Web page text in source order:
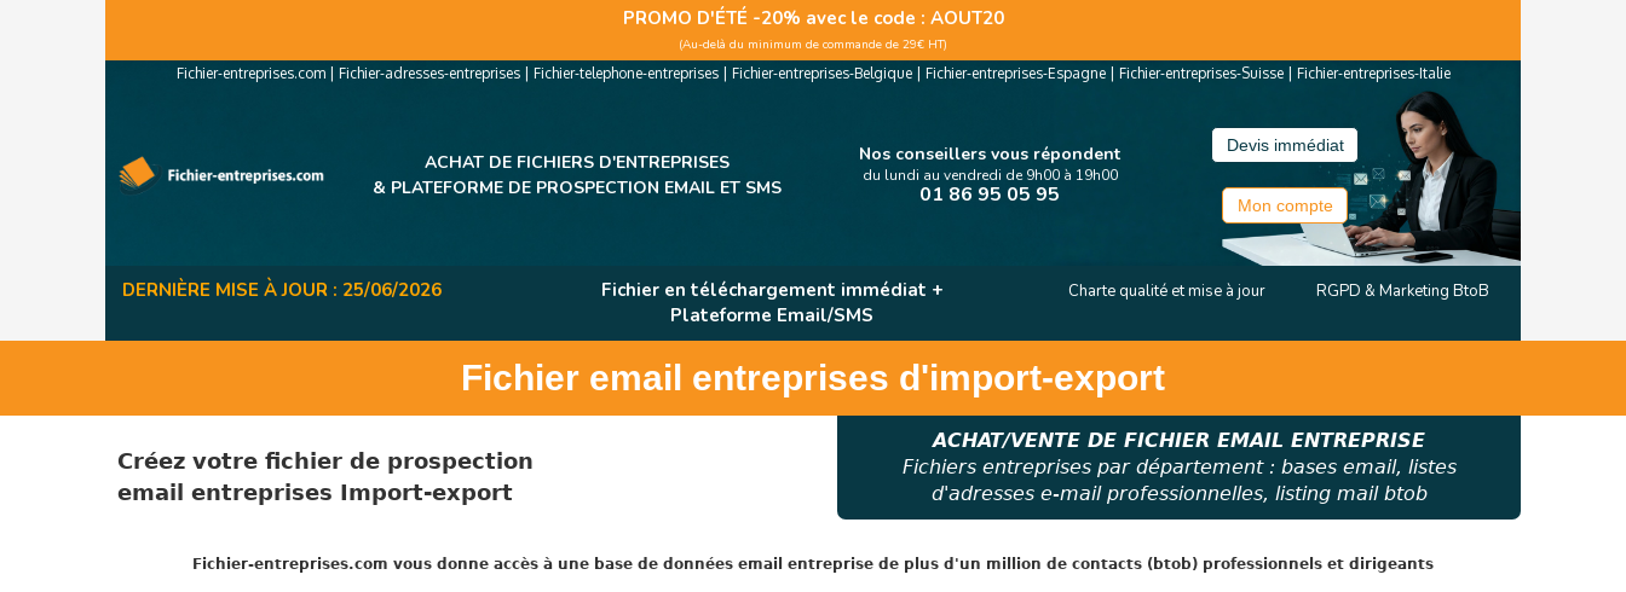
PROMO D'ÉTÉ -20% avec le code : AOUT20
(Au-delà du minimum de commande de 29€ HT)
Fichier-entreprises.com| Fichier-adresses-entreprises| Fichier-telephone-entreprises| Fichier-entreprises-Belgique| Fichier-entreprises-Espagne| Fichier-entreprises-Suisse| Fichier-entreprises-Italie
ACHAT DE FICHIERS D'ENTREPRISES
& PLATEFORME DE PROSPECTION EMAIL ET SMS
Nos conseillers vous répondent
du lundi au vendredi de 9h00 à 19h00
01 86 95 05 95
Devis immédiat
Mon compte
DERNIÈRE MISE À JOUR : 25/06/2026
Fichier en téléchargement immédiat +
Plateforme Email/SMS
Charte qualité et mise à jour RGPD & Marketing BtoB
Fichier email entreprises d'import-export
Créez votre fichier de prospection
email entreprises Import-export
ACHAT/VENTE DE FICHIER EMAIL ENTREPRISE
Fichiers entreprises par département : bases email, listes
d'adresses e-mail professionnelles, listing mail btob
Fichier-entreprises.com vous donne accès à une base de données email entreprise de plus d'un million de contacts (btob) professionnels et dirigeants